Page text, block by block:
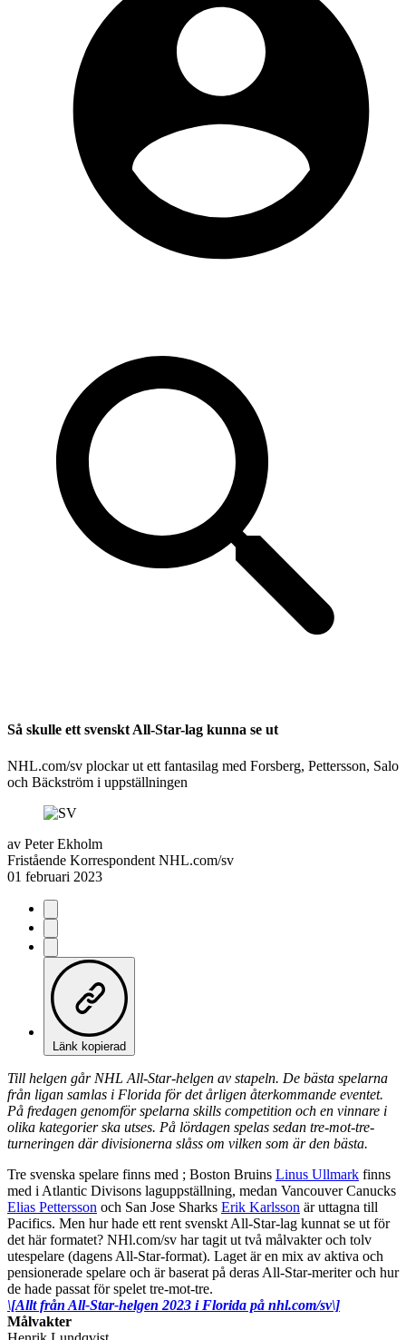
Så skulle ett svenskt All-Star-lag kunna se ut
NHL.com/sv plockar ut ett fantasilag med Forsberg, Pettersson, Salo
och Bäckström i uppställningen
av Peter Ekholm
Fristående Korrespondent NHL.com/sv
01 februari 2023
Länk kopierad
Till helgen går NHL All-Star-helgen av stapeln. De bästa spelarna
från ligan samlas i Florida för det årligen återkommande eventet.
På fredagen genomför spelarna skills competition och en vinnare i
olika kategorier ska utses. På lördagen spelas sedan tre-mot-tre-
turneringen där divisionerna slåss om vilken som är den bästa.
Tre svenska spelare finns med ; Boston Bruins Linus Ullmark finns
med i Atlantic Divisons laguppställning, medan Vancouver Canucks
Elias Pettersson och San Jose Sharks Erik Karlsson är uttagna till
Pacifics. Men hur hade ett rent svenskt All-Star-lag kunnat se ut för
det här formatet? NHl.com/sv har tagit ut två målvakter och tolv
utespelare (dagens All-Star-format). Laget är en mix av aktiva och
pensionerade spelare och är baserat på deras All-Star-meriter och hur
de hade passat för spelet tre-mot-tre.
\[Allt från All-Star-helgen 2023 i Florida på nhl.com/sv\]
Målvakter